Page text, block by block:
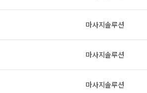
마사지솔루션
마사지솔루션
마사지솔루션